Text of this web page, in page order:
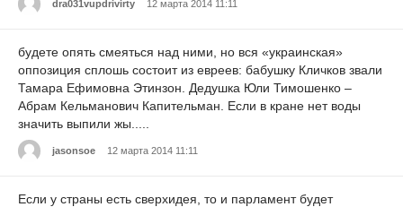
dra031vupdrivirty 12 марта 2014 11:11
будете опять смеяться над ними, но вся «украинская»
оппозиция сплошь состоит из евреев: бабушку Кличков звали
Тамара Ефимовна Этинзон. Дедушка Юли Тимошенко –
Абрам Кельманович Капительман. Если в кране нет воды
значить выпили жы.....
jasonsoe 12 марта 2014 11:11
Если у страны есть сверхидея, то и парламент будет